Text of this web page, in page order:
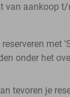
van aankoop
met
onder het
tevoren je